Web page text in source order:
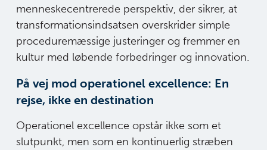
menneskecentrerede perspektiv, der sikrer, at
transformationsindsatsen overskrider simple
proceduremæssige justeringer og fremmer en
kultur med løbende forbedringer og innovation.
På vej mod operationel excellence: En
rejse, ikke en destination
Operationel excellence opstår ikke som et
slutpunkt, men som en kontinuerlig stræben